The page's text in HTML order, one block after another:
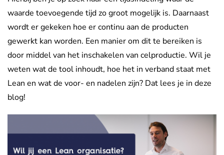
waarde toevoegende tijd zo groot mogelijk is. Daarnaast
wordt er gekeken hoe er continu aan de producten
gewerkt kan worden. Een manier om dit te bereiken is
door middel van het inschakelen van celproductie. Wil je
weten wat de tool inhoudt, hoe het in verband staat met
Lean en wat de voor- en nadelen zijn? Dat lees je in deze
blog!